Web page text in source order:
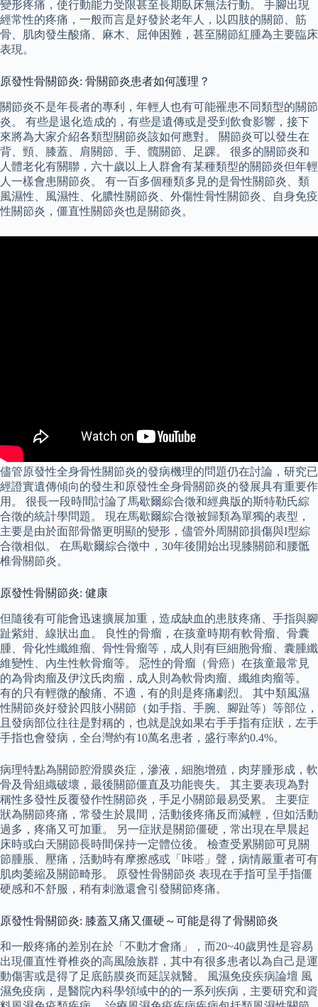
變形疼痛，使行動能力受限甚至長期臥床無法行動。 手腳出現
經常性的疼痛，一般而言是好發於老年人，以四肢的關節、筋
骨、肌肉發生酸痛、麻木、屈伸困難，甚至關節紅腫為主要臨床
表現。
原發性骨關節炎: 骨關節炎患者如何護理？
關節炎不是年長者的專利，年輕人也有可能罹患不同類型的關節
炎。 有些是退化造成的，有些是遺傳或是受到飲食影響，接下
來將為大家介紹各類型關節炎該如何應對。 關節炎可以發生在
背、頸、膝蓋、肩關節、手、髖關節、足踝。 很多的關節炎和
人體老化有關聯，六十歲以上人群會有某種類型的關節炎但年輕
人一樣會患關節炎。 有一百多個種類多見的是骨性關節炎、類
風濕性、風濕性、化膿性關節炎、外傷性骨性關節炎、自身免疫
性關節炎，僵直性關節炎也是關節炎。
儘管原發性全身骨性關節炎的發病機理的問題仍在討論，研究已
經證實遺傳傾向的發生和原發性全身骨關節炎的發展具有重要作
用。 很長一段時間討論了馬歇爾綜合徵和經典版的斯特勒氏綜
合徵的統計學問題。 現在馬歇爾綜合徵被歸類為單獨的表型，
主要是由於面部骨骼更明顯的變形，儘管外周關節損傷與I型綜
合徵相似。 在馬歇爾綜合徵中，30年後開始出現膝關節和腰骶
椎骨關節炎。
原發性骨關節炎: 健康
但隨後有可能會迅速擴展加重，造成缺血的患肢疼痛、手指與腳
趾紫紺、線狀出血。 良性的骨瘤，在孩童時期有軟骨瘤、骨囊
腫、骨化性纖維瘤、骨性骨瘤等，成人則有巨細胞骨瘤、囊腫纖
維變性、內生性軟骨瘤等。 惡性的骨瘤（骨癌）在孩童最常見
的為骨肉瘤及伊汶氏肉瘤，成人則為軟骨肉瘤、纖維肉瘤等。
有的只有輕微的酸痛、不適，有的則是疼痛劇烈。 其中類風濕
性關節炎好發於四肢小關節（如手指、手腕、腳趾等）等部位，
且發病部位往往是對稱的，也就是說如果右手手指有症狀，左手
手指也會發病，全台灣約有10萬名患者，盛行率約0.4%。
病理特點為關節腔滑膜炎症，滲液，細胞增殖，肉芽腫形成，軟
骨及骨組織破壞，最後關節僵直及功能喪失。 其主要表現為對
稱性多發性反覆發作性關節炎，手足小關節最易受累。 主要症
狀為關節疼痛，常發生於晨間，活動後疼痛反而減輕，但如活動
過多，疼痛又可加重。 另一症狀是關節僵硬，常出現在早晨起
床時或白天關節長時間保持一定體位後。 檢查受累關節可見關
節腫脹、壓痛，活動時有摩擦感或「咔嗒」聲，病情嚴重者可有
肌肉萎縮及關節畸形。 原發性骨關節炎 表現在手指可呈手指僵
硬感和不舒服，稍有刺激還會引發關節疼痛。
原發性骨關節炎: 膝蓋又痛又僵硬～可能是得了骨關節炎
和一般疼痛的差別在於「不動才會痛」，而20~40歲男性是容易
出現僵直性脊椎炎的高風險族群，其中有很多患者以為自己是運
動傷害或是得了足底筋膜炎而延誤就醫。 風濕免疫疾病論壇 風
濕免疫病，是醫院內科學領域中的的一系列疾病，主要研究和資